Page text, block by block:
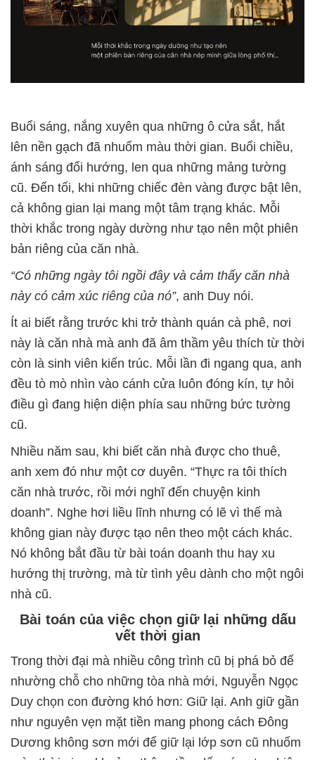
Buổi sáng, nắng xuyên qua những ô cửa sắt, hắt
lên nền gạch đã nhuốm màu thời gian. Buổi chiều,
ánh sáng đổi hướng, len qua những mảng tường
cũ. Đến tối, khi những chiếc đèn vàng được bật lên,
cả không gian lại mang một tâm trạng khác. Mỗi
thời khắc trong ngày dường như tạo nên một phiên
bản riêng của căn nhà.
“Có những ngày tôi ngồi đây và cảm thấy căn nhà
này có cảm xúc riêng của nó”, anh Duy nói.
Ít ai biết rằng trước khi trở thành quán cà phê, nơi
này là căn nhà mà anh đã âm thầm yêu thích từ thời
còn là sinh viên kiến trúc. Mỗi lần đi ngang qua, anh
đều tò mò nhìn vào cánh cửa luôn đóng kín, tự hỏi
điều gì đang hiện diện phía sau những bức tường
cũ.
Nhiều năm sau, khi biết căn nhà được cho thuê,
anh xem đó như một cơ duyên. “Thực ra tôi thích
căn nhà trước, rồi mới nghĩ đến chuyện kinh
doanh”. Nghe hơi liều lĩnh nhưng có lẽ vì thế mà
không gian này được tạo nên theo một cách khác.
Nó không bắt đầu từ bài toán doanh thu hay xu
hướng thị trường, mà từ tình yêu dành cho một ngôi
nhà cũ.
Bài toán của việc chọn giữ lại những dấu
vết thời gian
Trong thời đại mà nhiều công trình cũ bị phá bỏ để
nhường chỗ cho những tòa nhà mới, Nguyễn Ngọc
Duy chọn con đường khó hơn: Giữ lại. Anh giữ gần
như nguyên vẹn mặt tiền mang phong cách Đông
Dương không sơn mới để giữ lại lớp sơn cũ nhuốm